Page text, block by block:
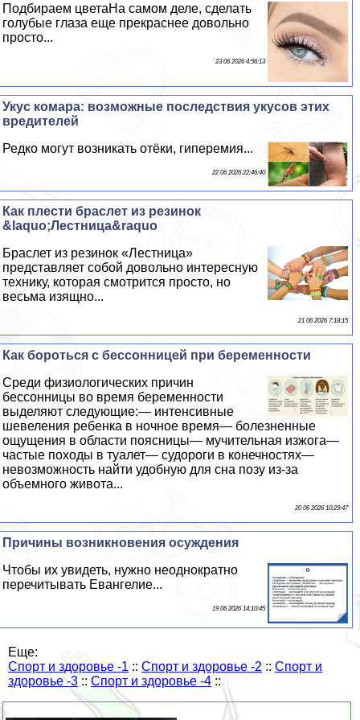
Подбираем цветаНа самом деле, сделать
гoлyбые глаза еще прекраснее довольно
просто...
23 06 2026 4:56:13
Укус комара: возможные последствия укусов этих
вредителей
Редко могут возникать отёки, гиперемия...
22 06 2026 22:46:40
Как плести браслет из резинок
&laquo;Лестница&raquo
Браслет из резинок «Лестница»
представляет собой довольно интересную
технику, которая смотрится просто, но
весьма изящно...
21 06 2026 7:18:15
Как бороться с бессонницей при беременности
Среди физиологических причин
бессонницы во время беременности
выделяют следующие:— интенсивные
шевеления ребенка в ночное время— болезненные
ощущения в области поясницы— мучительная изжога—
частые походы в туалет— судороги в конечностях—
невозможность найти удобную для сна позу из-за
объемного живота...
20 06 2026 10:29:47
Причины возникновения осуждения
Чтобы их увидеть, нужно неоднократно
перечитывать Евангелие...
19 06 2026 14:10:45
Еще:
Спорт и здоровье -1 :: Спорт и здоровье -2 :: Спорт и
здоровье -3 :: Спорт и здоровье -4 ::